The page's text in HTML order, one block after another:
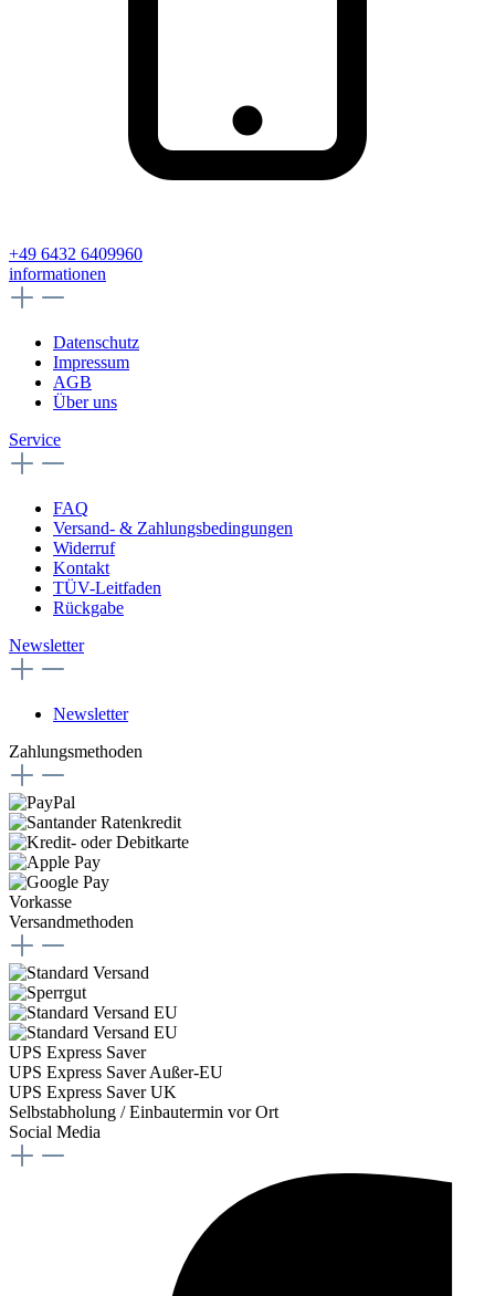
+49 6432 6409960
informationen
Datenschutz
Impressum
AGB
Über uns
Service
FAQ
Versand- & Zahlungsbedingungen
Widerruf
Kontakt
TÜV-Leitfaden
Rückgabe
Newsletter
Newsletter
Zahlungsmethoden
Vorkasse
Versandmethoden
UPS Express Saver
UPS Express Saver Außer-EU
UPS Express Saver UK
Selbstabholung / Einbautermin vor Ort
Social Media